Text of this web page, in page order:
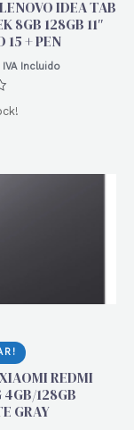
IDEA TAB
8GB 128GB 11″
15 + PEN
IVA Incluido
REDMI
4GB/128GB
GRAY